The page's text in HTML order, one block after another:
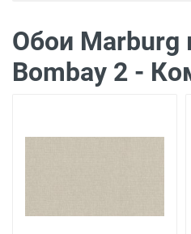
заказе на сумму
Доставка г. Москва -
заказе на сумму
Обои Marburg
Bombay 2 -